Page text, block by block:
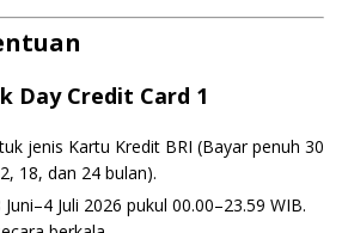
Day Credit Card 1
jenis Kartu Kredit BRI (Bayar penuh 30
18, dan 24 bulan).
Juli 2026 pukul 00.00–23.59 WIB.